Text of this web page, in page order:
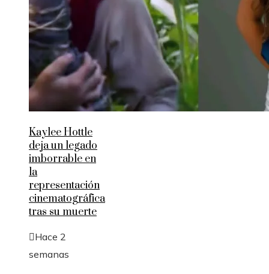
Kaylee Hottle
deja un legado
imborrable en
la
representación
cinematográfica
tras su muerte
Hace 2
semanas